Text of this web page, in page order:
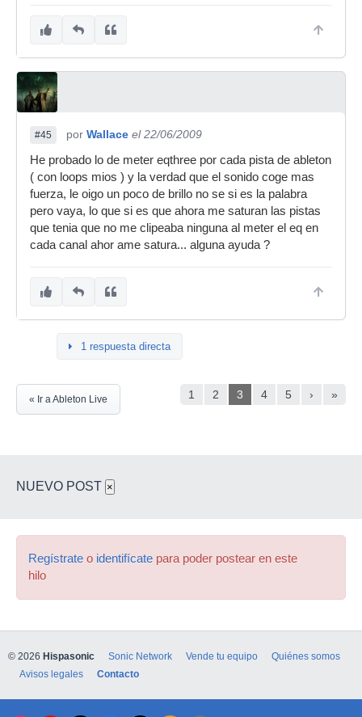
#45 por Wallace el 22/06/2009
He probado lo de meter eqthree por cada pista de ableton
( con loops mios ) y la verdad que el sonido coge mas
fuerza, le oigo un poco de brillo no se si es la palabra
pero vaya, lo que si es que ahora me saturan las pistas
que tenia que no me clipeaba ninguna al meter el eq en
cada canal ahor ame satura... alguna ayuda ?
1 respuesta directa
1 2 3 4 5 › »
« Ir a Ableton Live
NUEVO POST ×
Regístrate o identifícate para poder postear en este
hilo
© 2026 Hispasonic Sonic Network Vende tu equipo
Quiénes somos
Avisos legales
Contacto